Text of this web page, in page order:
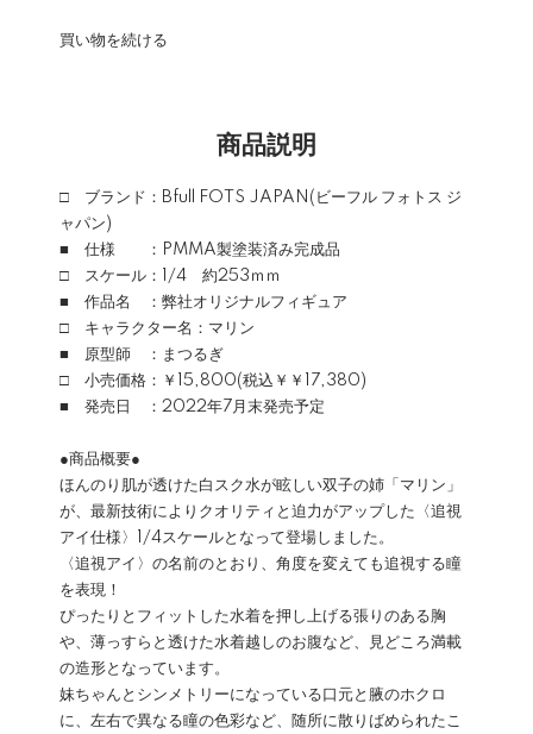
買い物を続ける
商品説明
□ ブランド：Bfull FOTS JAPAN(ビーフル フォトス ジ
ャパン)
■ 仕様 ：PMMA製塗装済み完成品
□ スケール：1/4 約253ｍｍ
■ 作品名 ：弊社オリジナルフィギュア
□ キャラクター名：マリン
■ 原型師 ：まつるぎ
□ 小売価格：￥15,800(税込￥￥17,380)
■ 発売日 ：2022年7月末発売予定
●商品概要●
ほんのり肌が透けた白スク水が眩しい双子の姉「マリン」
が、最新技術によりクオリティと迫力がアップした〈追視
アイ仕様〉1/4スケールとなって登場しました。
〈追視アイ〉の名前のとおり、角度を変えても追視する瞳
を表現！
ぴったりとフィットした水着を押し上げる張りのある胸
や、薄っすらと透けた水着越しのお腹など、見どころ満載
の造形となっています。
妹ちゃんとシンメトリーになっている口元と腋のホクロ
に、左右で異なる瞳の色彩など、随所に散りばめられたこ